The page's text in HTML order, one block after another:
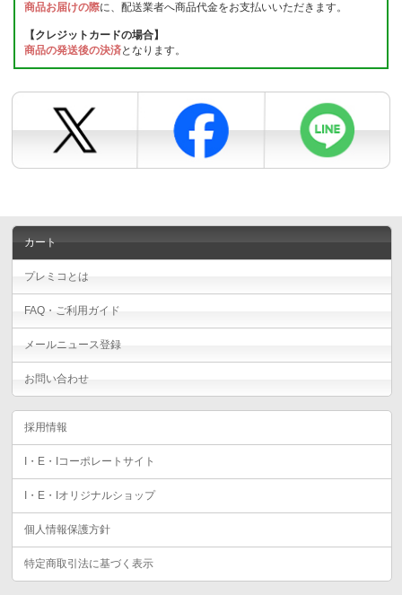
商品お届けの際に、配送業者へ商品代金をお支払いいただきます。
【クレジットカードの場合】
商品の発送後の決済となります。
カート
プレミコとは
FAQ・ご利用ガイド
メールニュース登録
お問い合わせ
採用情報
I・E・Iコーポレートサイト
I・E・Iオリジナルショップ
個人情報保護方針
特定商取引法に基づく表示